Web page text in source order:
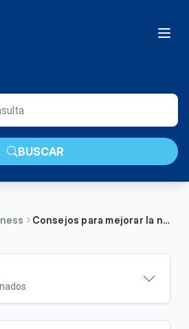
BUSCAR
Consejos para mejorar la navegación WIFI en su empresa | Empresas
Coorporativa (B2B) |